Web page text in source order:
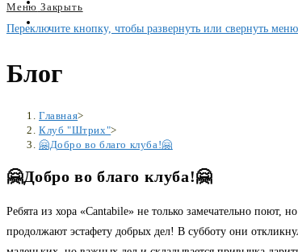
Меню Закрыть
Переключите кнопку, чтобы развернуть или свернуть меню
Блог
Главная>
Клуб "Штрих">
🤗Добро во благо клуба!🤗
🤗Добро во благо клуба!🤗
Ребята из хора «Cаntabile» не только замечательно поют,
продолжают эстафету добрых дел! В субботу они